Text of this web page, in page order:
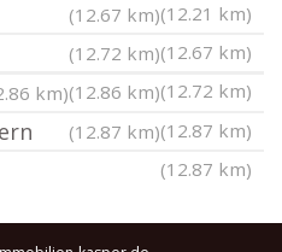
(12.21 km)
(12.67 km)
(12.67 km)
(12.72 km)
(12.72 km)
(12.86 km)
km)
(12.87 km)
(12.87 km)
(12.87 km)